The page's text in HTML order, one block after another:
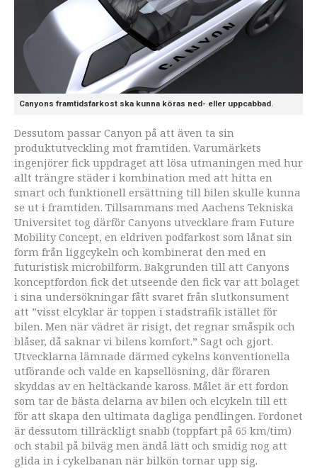
Canyons framtidsfarkost ska kunna köras ned- eller uppcabbad.
Dessutom passar Canyon på att även ta sin
produktutveckling mot framtiden. Varumärkets
ingenjörer fick uppdraget att lösa utmaningen med hur
allt trängre städer i kombination med att hitta en
smart och funktionell ersättning till bilen skulle kunna
se ut i framtiden. Tillsammans med Aachens Tekniska
Universitet tog därför Canyons utvecklare fram Future
Mobility Concept, en eldriven podfarkost som lånat sin
form från liggcykeln och kombinerat den med en
futuristisk microbilform. Bakgrunden till att Canyons
konceptfordon fick det utseende den fick var att bolaget
i sina undersökningar fått svaret från slutkonsument
att ”visst elcyklar är toppen i stadstrafik istället för
bilen. Men när vädret är risigt, det regnar småspik och
blåser, då saknar vi bilens komfort.” Sagt och gjort.
Utvecklarna lämnade därmed cykelns konventionella
utförande och valde en kapsellösning, där föraren
skyddas av en heltäckande kaross. Målet är ett fordon
som tar de bästa delarna av bilen och elcykeln till ett
för att skapa den ultimata dagliga pendlingen. Fordonet
är dessutom tillräckligt snabb (toppfart på 65 km/tim)
och stabil på bilväg men ändå lätt och smidig nog att
glida in i cykelbanan när bilkön tornar upp sig.